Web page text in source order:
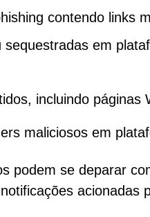
contendo links
sequestradas em
incluindo páginas
maliciosos em
podem se deparar
acionadas